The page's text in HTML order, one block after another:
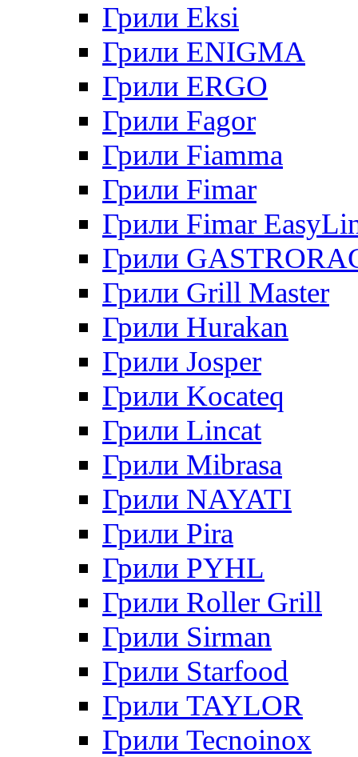
Грили Eksi
Грили ENIGMA
Грили ERGO
Грили Fagor
Грили Fiamma
Грили Fimar
Грили Fimar
Грили
Грили Grill Master
Грили Hurakan
Грили Josper
Грили Kocateq
Грили Lincat
Грили Mibrasa
Грили NAYATI
Грили Pira
Грили PYHL
Грили Roller Grill
Грили Sirman
Грили Starfood
Грили TAYLOR
Грили Tecnoinox